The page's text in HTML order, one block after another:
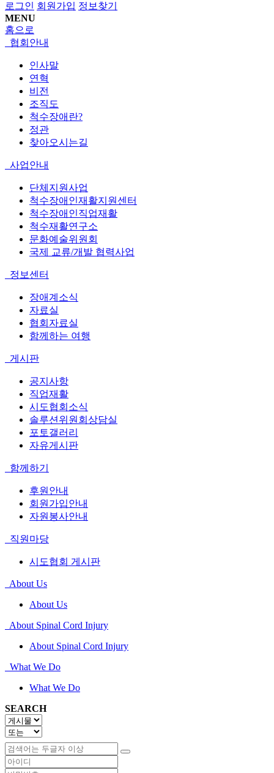
로그인 회원가입 정보찾기
MENU
홈으로
협회안내
인사말
연혁
비전
조직도
척수장애란?
정관
찾아오시는길
사업안내
단체지원사업
척수장애인재활지원센터
척수장애인직업재활
척수재활연구소
문화예술위원회
국제 교류/개발 협력사업
정보센터
장애계소식
자료실
협회자료실
함께하는 여행
게시판
공지사항
직업재활
시도협회소식
솔루션위원회상담실
포토갤러리
자유게시판
함께하기
후원안내
회원가입안내
자원봉사안내
직원마당
시도협회 게시판
About Us
About Us
About Spinal Cord Injury
About Spinal Cord Injury
What We Do
What We Do
SEARCH